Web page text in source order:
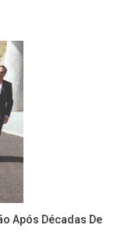
Após Décadas De